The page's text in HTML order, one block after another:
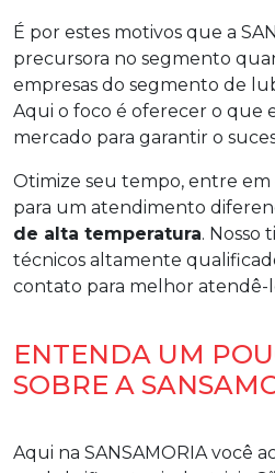
É por estes motivos que a
precursora no segmento
empresas do segmento de
Aqui o foco é oferecer o que
mercado para garantir o
Otimize seu tempo, entre
para um atendimento
de alta temperatura. Nosso
técnicos altamente
contato para melhor atendê-
ENTENDA UM
SOBRE A
Aqui na SANSAMORIA você